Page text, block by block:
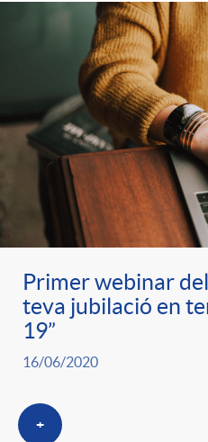
Primer webinar
teva jubilació en
19”
16/06/2020
+